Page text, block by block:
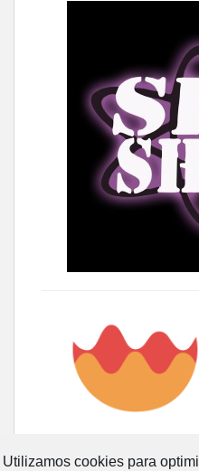
Utilizamos cookies para